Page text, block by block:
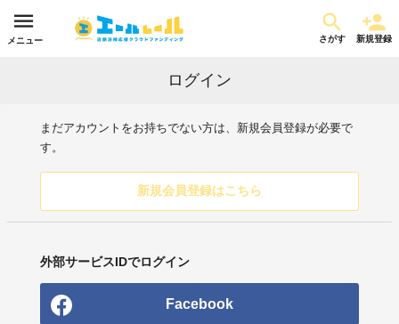
メニュー さがす 新規登録
ログイン
まだアカウントをお持ちでない方は、新規会員登録が必要で
す。
新規会員登録はこちら
外部サービスIDでログイン
Facebook